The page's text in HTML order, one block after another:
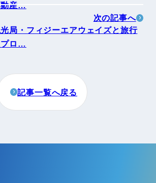
動産…
次の記事へ
局・フィジーエアウェイズと旅行
プロ…
記事一覧へ戻る